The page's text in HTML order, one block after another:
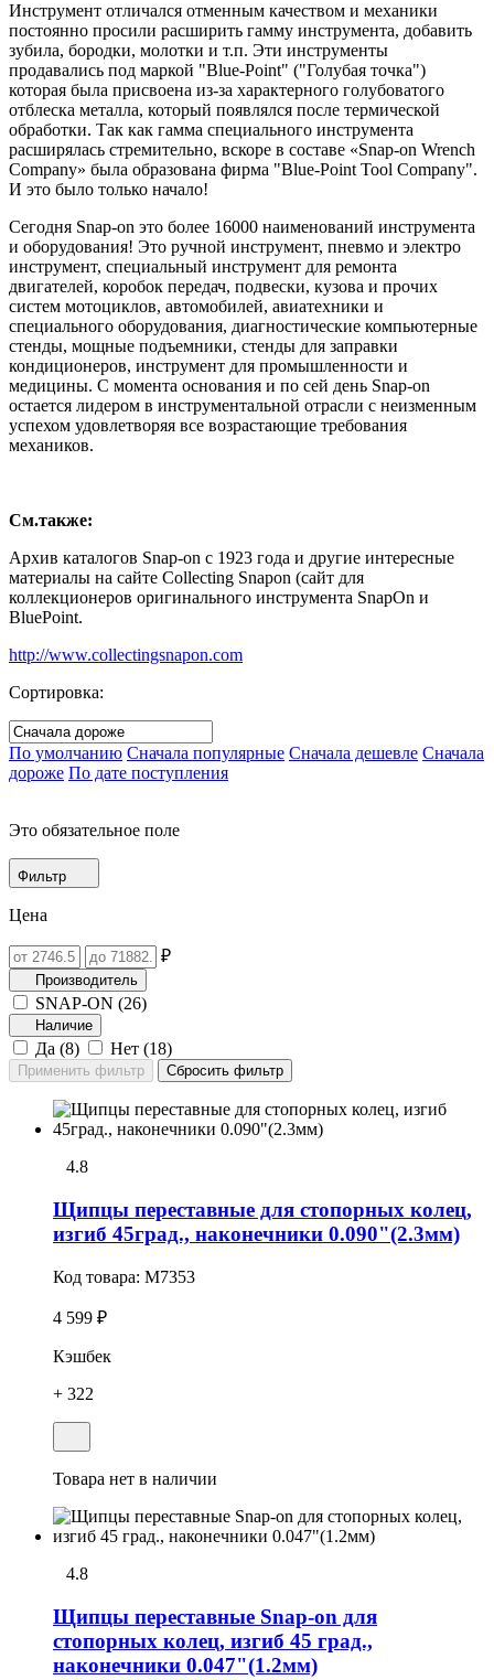
Инструмент отличался отменным качеством и механики
постоянно просили расширить гамму инструмента, добавить
зубила, бородки, молотки и т.п. Эти инструменты
продавались под маркой "Blue-Point" ("Голубая точка")
которая была присвоена из-за характерного голубоватого
отблеска металла, который появлялся после термической
обработки. Так как гамма специального инструмента
расширялась стремительно, вскоре в составе «Snap-on Wrench
Company» была образована фирма "Blue-Point Tool Company".
И это было только начало!
Сегодня Snap-on это более 16000 наименований инструмента
и оборудования! Это ручной инструмент, пневмо и электро
инструмент, специальный инструмент для ремонта
двигателей, коробок передач, подвески, кузова и прочих
систем мотоциклов, автомобилей, авиатехники и
специального оборудования, диагностические компьютерные
стенды, мощные подъемники, стенды для заправки
кондиционеров, инструмент для промышленности и
медицины. С момента основания и по сей день Snap-on
остается лидером в инструментальной отрасли с неизменным
успехом удовлетворяя все возрастающие требования
механиков.
См.также:
Архив каталогов Snap-on с 1923 года и другие интересные
материалы на сайте Collecting Snapon (сайт для
коллекционеров оригинального инструмента SnapOn и
BluePoint.
http://www.collectingsnapon.com
Сортировка:
По умолчанию Сначала популярные Сначала дешевле Сначала
дороже По дате поступления
Это обязательное поле
Фильтр
Цена
₽
Производитель
SNAP-ON (26)
Наличие
Да (8) Нет (18)
4.8
Щипцы переставные для стопорных колец,
изгиб 45град., наконечники 0.090"(2.3мм)
Код товара: M7353
4 599 ₽
Кэшбек
+ 322
Товара нет в наличии
4.8
Щипцы переставные Snap-on для
стопорных колец, изгиб 45 град.,
наконечники 0.047"(1.2мм)